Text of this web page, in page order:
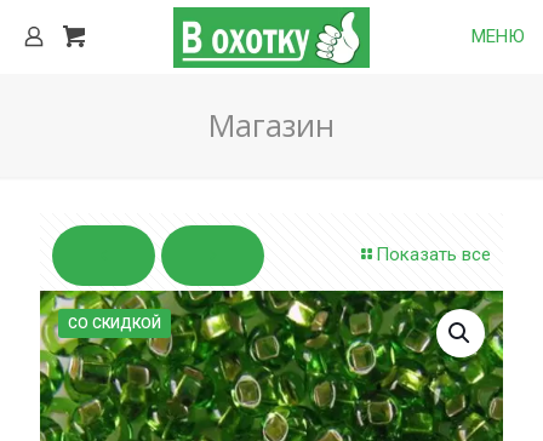
МЕНЮ
Магазин
Показать все
СО СКИДКОЙ